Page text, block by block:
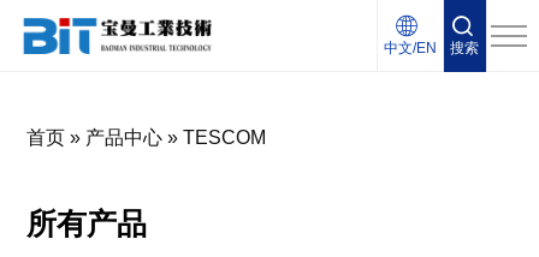
中文/EN 搜索
首页 » 产品中心 »TESCOM
所有产品